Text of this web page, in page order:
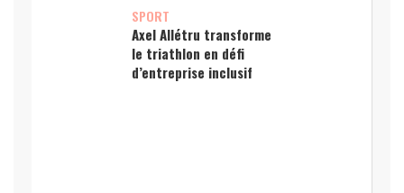
SPORT
Axel Allétru transforme
le triathlon en défi
d’entreprise inclusif